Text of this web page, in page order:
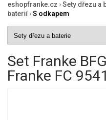
eshopfranke.cz ›Sety dřezu a
baterií›S odkapem
Set Franke
Franke FC